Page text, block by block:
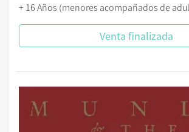
+ 16 Años (menores acompañados de
Venta finalizada